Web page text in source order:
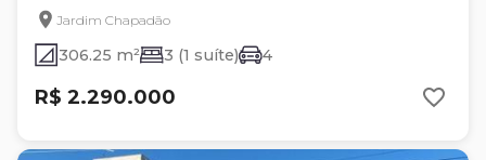
Jardim Chapadão
306.25 m² 3 (1 suíte) 4
R$ 2.290.000